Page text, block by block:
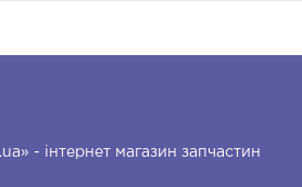
- інтернет магазин запчастин